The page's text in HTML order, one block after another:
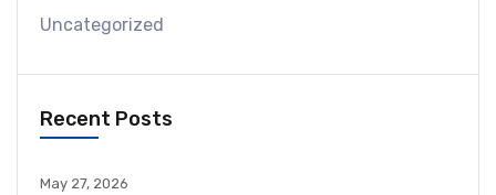
Uncategorized
Recent Posts
May 27, 2026